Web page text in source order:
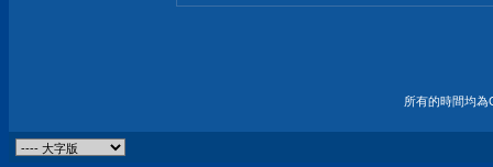
所有的時間均為